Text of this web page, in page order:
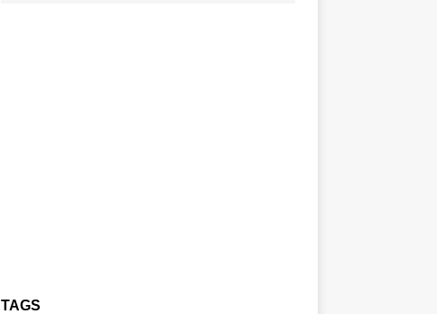
TAGS